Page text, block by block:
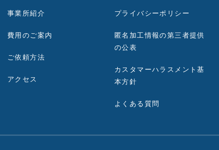
事業所紹介
費用のご案内
ご依頼方法
アクセス
プライバシーポリシー
匿名加工情報の第三者提供
の公表
カスタマーハラスメント基
本方針
よくある質問